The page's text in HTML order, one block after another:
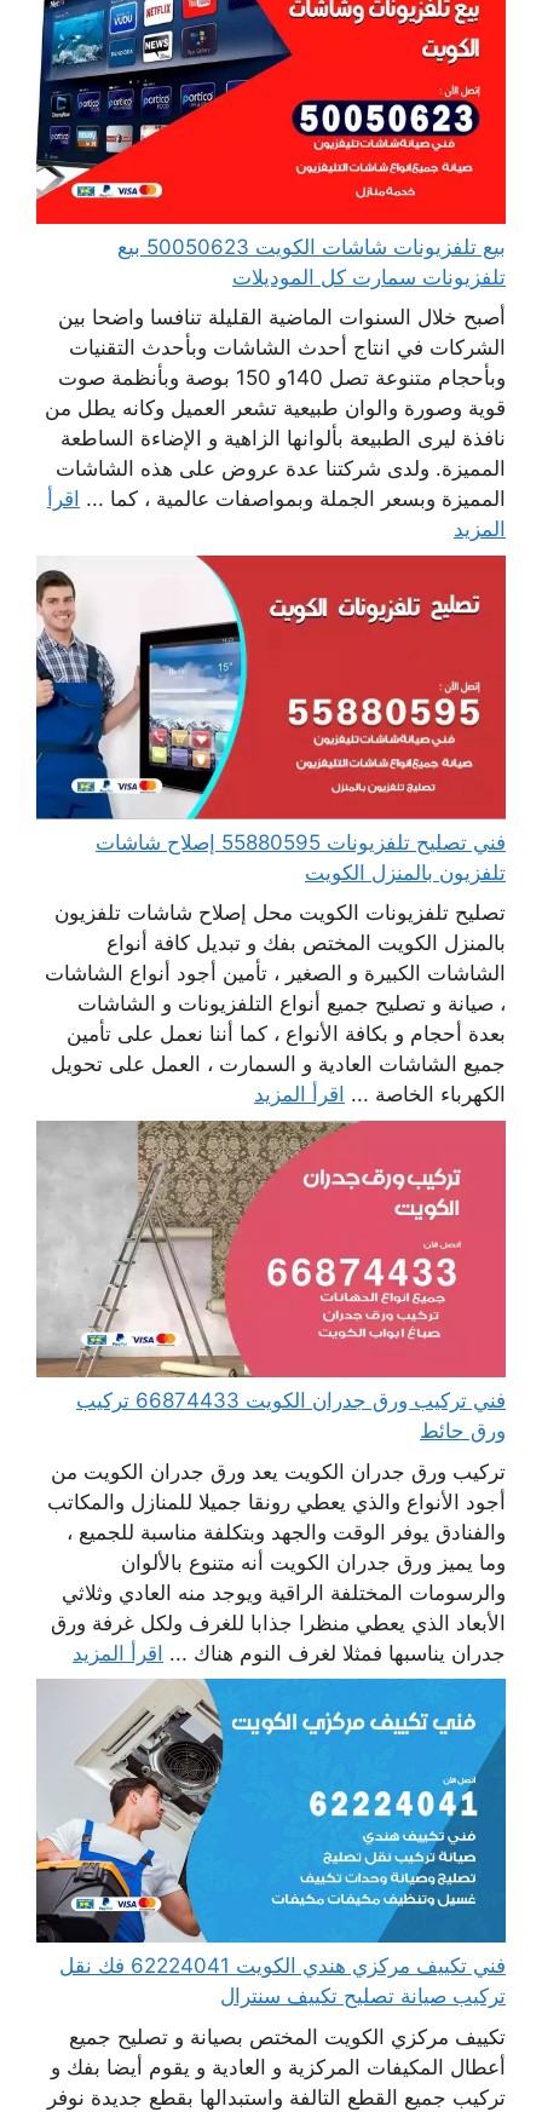
بيع تلفزيونات شاشات الكويت 50050623 بيع
تلفزيونات سمارت كل الموديلات
أصبح خلال السنوات الماضية القليلة تنافسا واضحا بين
الشركات في انتاج أحدث الشاشات وبأحدث التقنيات
وبأحجام متنوعة تصل 140و 150 بوصة وبأنظمة صوت
قوية وصورة والوان طبيعية تشعر العميل وكانه يطل من
نافذة ليرى الطبيعة بألوانها الزاهية و الإضاءة الساطعة
المميزة. ولدى شركتنا عدة عروض على هذه الشاشات
المميزة وبسعر الجملة وبمواصفات عالمية ، كما ... اقرأ
المزيد
فني تصليح تلفزيونات 55880595 إصلاح شاشات
تلفزيون بالمنزل الكويت
تصليح تلفزيونات الكويت محل إصلاح شاشات تلفزيون
بالمنزل الكويت المختص بفك و تبديل كافة أنواع
الشاشات الكبيرة و الصغير ، تأمين أجود أنواع الشاشات
، صيانة و تصليح جميع أنواع التلفزيونات و الشاشات
بعدة أحجام و بكافة الأنواع ، كما أننا نعمل على تأمين
جميع الشاشات العادية و السمارت ، العمل على تحويل
الكهرباء الخاصة ... اقرأ المزيد
فني تركيب ورق جدران الكويت 66874433 تركيب
ورق حائط
تركيب ورق جدران الكويت يعد ورق جدران الكويت من
أجود الأنواع والذي يعطي رونقا جميلا للمنازل والمكاتب
والفنادق يوفر الوقت والجهد وبتكلفة مناسبة للجميع ،
وما يميز ورق جدران الكويت أنه متنوع بالألوان
والرسومات المختلفة الراقية ويوجد منه العادي وثلاثي
الأبعاد الذي يعطي منظرا جذابا للغرف ولكل غرفة ورق
جدران يناسبها فمثلا لغرف النوم هناك ... اقرأ المزيد
فني تكييف مركزي هندي الكويت 62224041 فك نقل
تركيب صيانة تصليح تكييف سنترال
تكييف مركزي الكويت المختص بصيانة و تصليح جميع
أعطال المكيفات المركزية و العادية و يقوم أيضا بفك و
تركيب جميع القطع التالفة واستبدالها بقطع جديدة نوفر